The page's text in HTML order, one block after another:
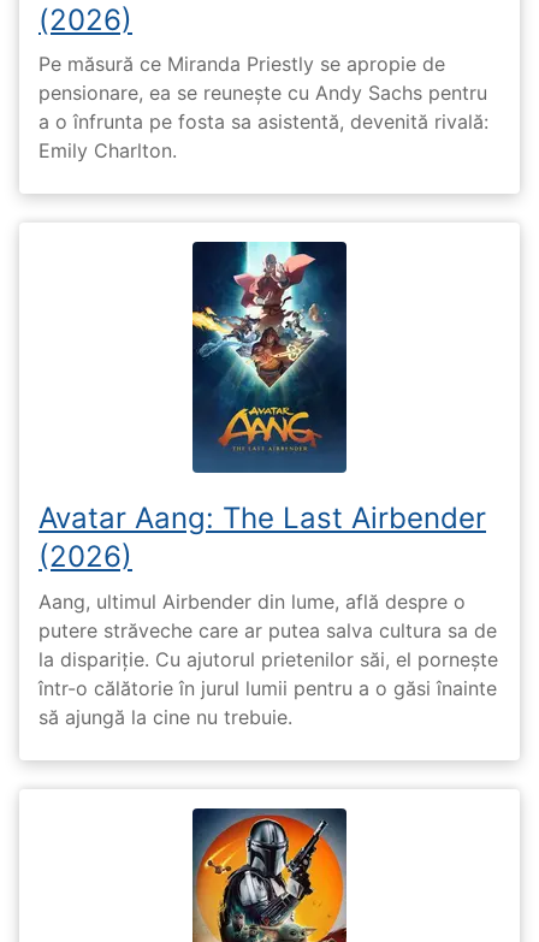
(2026)
Pe măsură ce Miranda Priestly se apropie de
pensionare, ea se reunește cu Andy Sachs pentru
a o înfrunta pe fosta sa asistentă, devenită rivală:
Emily Charlton.
Avatar Aang: The Last Airbender
(2026)
Aang, ultimul Airbender din lume, află despre o
putere străveche care ar putea salva cultura sa de
la dispariție. Cu ajutorul prietenilor săi, el pornește
într-o călătorie în jurul lumii pentru a o găsi înainte
să ajungă la cine nu trebuie.